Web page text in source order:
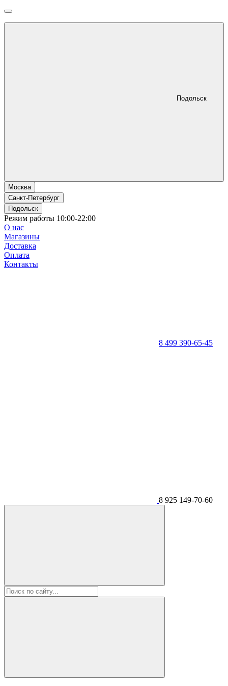
Подольск
Москва
Санкт-Петербург
Подольск
Режим работы 10:00-22:00
О нас
Магазины
Доставка
Оплата
Контакты
8 499 390-65-45
8 925 149-70-60